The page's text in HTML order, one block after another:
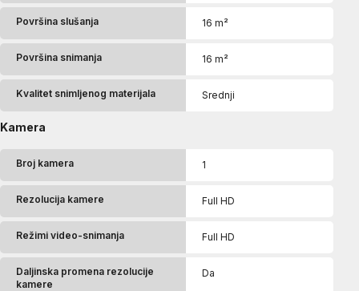
Površina slušanja 16 m²
Površina snimanja 16 m²
Kvalitet snimljenog materijala Srednji
Kamera
Broj kamera 1
Rezolucija kamere Full HD
Režimi video-snimanja Full HD
Daljinska promena rezolucije
kamere
Da